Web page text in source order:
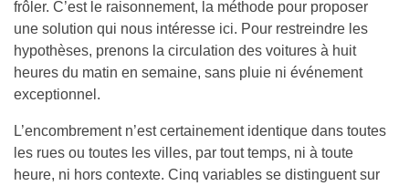
frôler. C’est le raisonnement, la méthode pour proposer
une solution qui nous intéresse ici. Pour restreindre les
hypothèses, prenons la circulation des voitures à huit
heures du matin en semaine, sans pluie ni événement
exceptionnel.
L’encombrement n’est certainement identique dans toutes
les rues ou toutes les villes, par tout temps, ni à toute
heure, ni hors contexte. Cinq variables se distinguent sur